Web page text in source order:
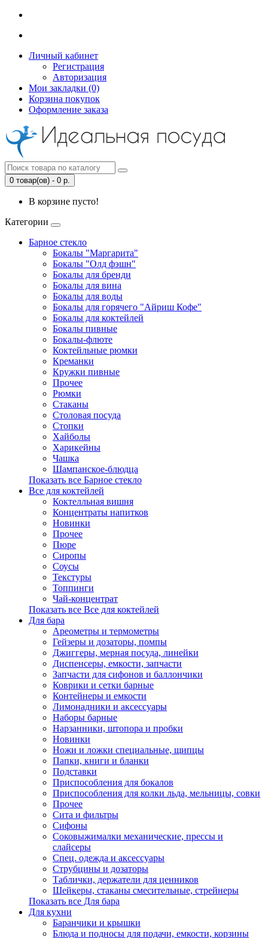
Личный кабинет
Регистрация
Авторизация
Мои закладки (0)
Корзина покупок
Оформление заказа
0 товар(ов) - 0 р.
В корзине пусто!
Категории
Барное стекло
Бокалы "Маргарита"
Бокалы "Олд фэшн"
Бокалы для бренди
Бокалы для вина
Бокалы для воды
Бокалы для горячего "Айриш Кофе"
Бокалы для коктейлей
Бокалы пивные
Бокалы-флюте
Коктейльные рюмки
Креманки
Кружки пивные
Прочее
Рюмки
Стаканы
Столовая посуда
Стопки
Хайболы
Харикейны
Чашка
Шампанское-блюдца
Показать все Барное стекло
Все для коктейлей
Коктелльная вишня
Концентраты напитков
Новинки
Прочее
Пюре
Сиропы
Соусы
Текстуры
Топпинги
Чай-концентрат
Показать все Все для коктейлей
Для бара
Ареометры и термометры
Гейзеры и дозаторы, помпы
Джиггеры, мерная посуда, линейки
Диспенсеры, емкости, запчасти
Запчасти для сифонов и баллончики
Коврики и сетки барные
Контейнеры и емкости
Лимонадники и аксессуары
Наборы барные
Нарзанники, штопора и пробки
Новинки
Ножи и ложки специальные, щипцы
Папки, книги и бланки
Подставки
Приспособления для бокалов
Приспособления для колки льда, мельницы, совки
Прочее
Сита и фильтры
Сифоны
Соковыжималки механические, прессы и
слайсеры
Спец. одежда и аксессуары
Струбцины и дозаторы
Таблички, держатели для ценников
Шейкеры, стаканы смесительные, стрейнеры
Показать все Для бара
Для кухни
Баранчики и крышки
Блюда и подносы для подачи, емкости, корзины